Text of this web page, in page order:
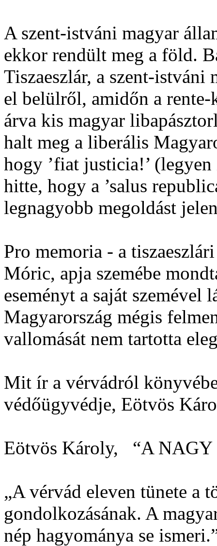
A szent-istváni magyar
ekkor rendült meg a föld.
Tiszaeszlár, a szent-
el belülről, amidőn a
árva kis magyar
halt meg a liberális
hogy ’fiat justicia!’
hitte, hogy a ’salus
legnagyobb megoldást
Pro memoria - a
Móric, apja szemébe
eseményt a saját szemével
Magyarország mégis
vallomását nem tartotta
Mit ír a vérvádról
védőügyvédje, Eötvös
Eötvös Károly, “A
„A vérvád eleven tünete a
gondolkozásának. A
nép hagyománya se